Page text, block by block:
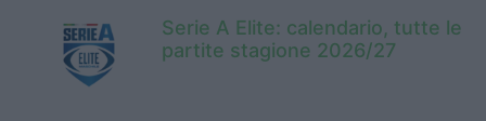
Serie A Elite: calendario, tutte le
partite stagione 2026/27